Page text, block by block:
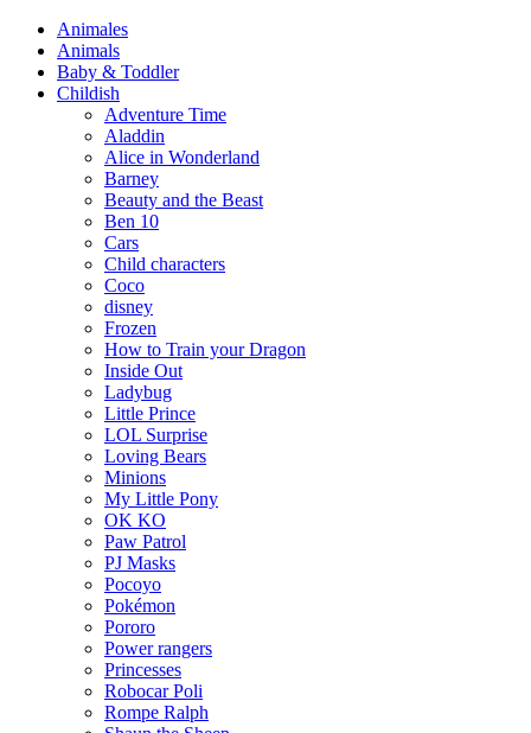
Animales
Animals
Baby & Toddler
Childish
Adventure Time
Aladdin
Alice in Wonderland
Barney
Beauty and the Beast
Ben 10
Cars
Child characters
Coco
disney
Frozen
How to Train your Dragon
Inside Out
Ladybug
Little Prince
LOL Surprise
Loving Bears
Minions
My Little Pony
OK KO
Paw Patrol
PJ Masks
Pocoyo
Pokémon
Pororo
Power rangers
Princesses
Robocar Poli
Rompe Ralph